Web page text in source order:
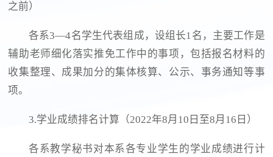
之前）
各系3—4名学生代表组成，设组长1名，主要工作是
辅助老师细化落实推免工作中的事项，包括报名材料的
收集整理、成果加分的集体核算、公示、事务通知等事
项。
3.学业成绩排名计算（2022年8月10日至8月16日）
各系教学秘书对本系各专业学生的学业成绩进行计